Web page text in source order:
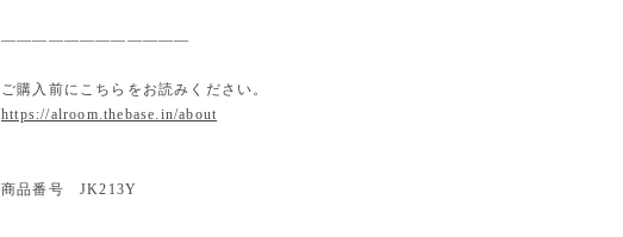
————————————
ご購入前にこちらをお読みください。
https://alroom.thebase.in/about
商品番号 JK213Y